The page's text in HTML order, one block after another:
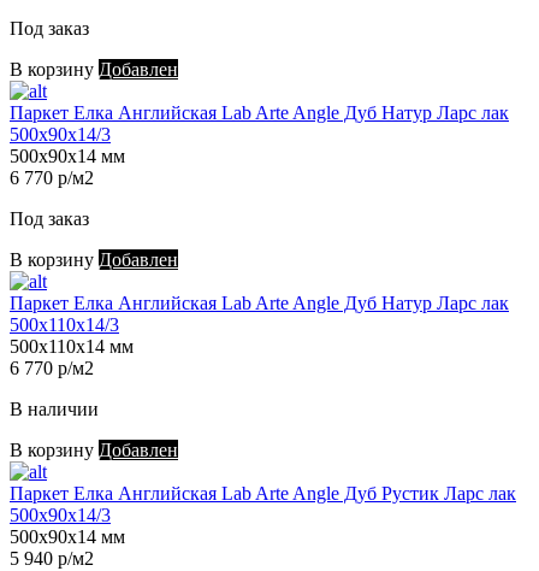
Под заказ
В корзину Добавлен
Паркет Елка Английская Lab Arte Angle Дуб Натур Ларс лак
500х90х14/3
500х90х14 мм
6 770 р/м2
Под заказ
В корзину Добавлен
Паркет Елка Английская Lab Arte Angle Дуб Натур Ларс лак
500х110х14/3
500х110х14 мм
6 770 р/м2
В наличии
В корзину Добавлен
Паркет Елка Английская Lab Arte Angle Дуб Рустик Ларс лак
500х90х14/3
500х90х14 мм
5 940 р/м2